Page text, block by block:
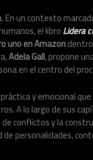
un contexto
el libroLidera
uno en Amazon
Adela Gall, propone
en el centro del
y emocional
A lo largo de sus
conflictos y la
personalidades,